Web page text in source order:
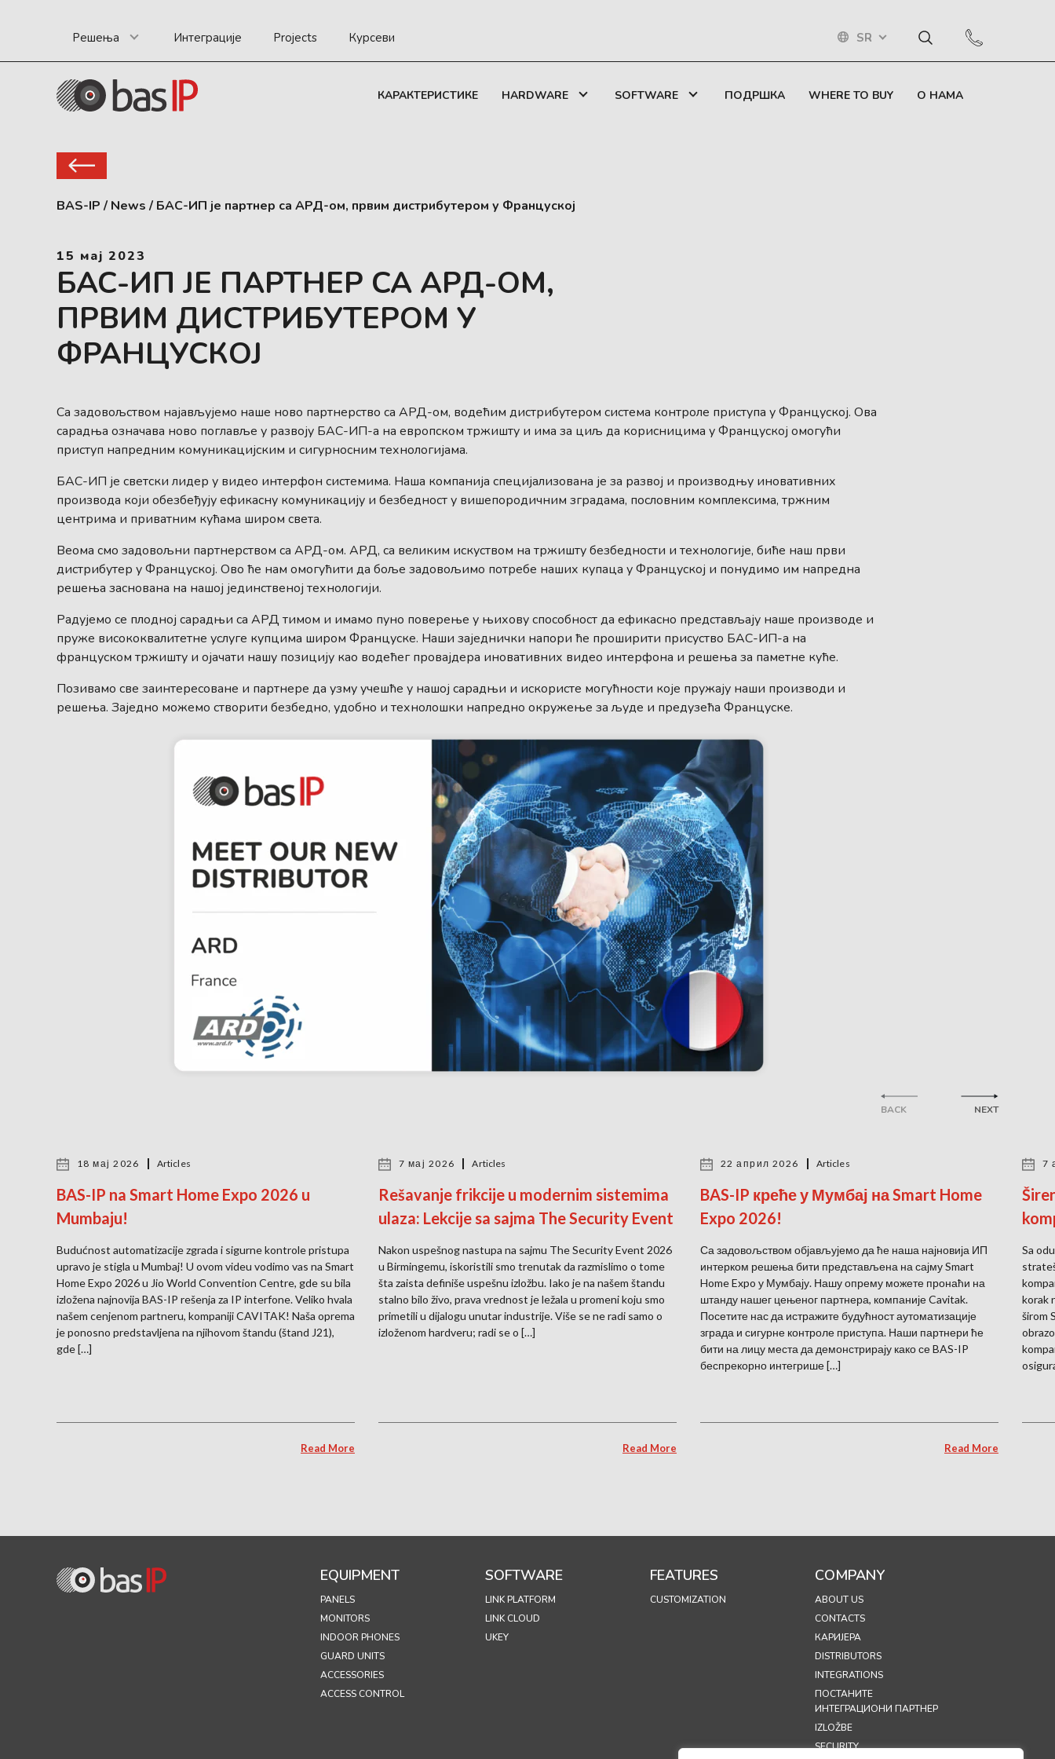
Решења Интеграције Projects Курсеви SR
КАРАКТЕРИСТИКЕ HARDWARE SOFTWARE ПОДРШКА WHERE TO BUY О НАМА
BAS-IP / News / БАС-ИП је партнер са АРД-ом, првим дистрибутером у Француској
15 мај 2023
БАС-ИП ЈЕ ПАРТНЕР СА АРД-ОМ,
ПРВИМ ДИСТРИБУТЕРОМ У
ФРАНЦУСКОЈ
Са задовољством најављујемо наше ново партнерство са АРД-ом, водећим дистрибутером система контроле приступа у Француској. Ова
сарадња означава ново поглавље у развоју БАС-ИП-а на европском тржишту и има за циљ да корисницима у Француској омогући
приступ напредним комуникацијским и сигурносним технологијама.
БАС-ИП је светски лидер у видео интерфон системима. Наша компанија специјализована је за развој и производњу иновативних
производа који обезбеђују ефикасну комуникацију и безбедност у вишепородичним зградама, пословним комплексима, тржним
центрима и приватним кућама широм света.
Веома смо задовољни партнерством са АРД-ом. АРД, са великим искуством на тржишту безбедности и технологије, биће наш први
дистрибутер у Француској. Ово ће нам омогућити да боље задовољимо потребе наших купаца у Француској и понудимо им напредна
решења заснована на нашој јединственој технологији.
Радујемо се плодној сарадњи са АРД тимом и имамо пуно поверење у њихову способност да ефикасно представљају наше производе и
пруже висококвалитетне услуге купцима широм Француске. Наши заједнички напори ће проширити присуство БАС-ИП-а на
француском тржишту и ојачати нашу позицију као водећег провајдера иновативних видео интерфона и решења за паметне куће.
Позивамо све заинтересоване и партнере да узму учешће у нашој сарадњи и искористе могућности које пружају наши производи и
решења. Заједно можемо створити безбедно, удобно и технолошки напредно окружење за људе и предузећа Француске.
BACK
18 мај 2026 Articles
BAS-IP na Smart Home Expo 2026 u
Mumbaju!
Budućnost automatizacije zgrada i sigurne kontrole pristupa
upravo je stigla u Mumbaj! U ovom videu vodimo vas na Smart
Home Expo 2026 u Jio World Convention Centre, gde su bila
izložena najnovija BAS-IP rešenja za IP interfone. Veliko hvala
našem cenjenom partneru, kompaniji CAVITAK! Naša oprema
je ponosno predstavljena na njihovom štandu (štand J21),
gde […]
Read More
7 мај 2026 Articles
Rešavanje frikcije u modernim sistemima
ulaza: Lekcije sa sajma The Security Event
Nakon uspešnog nastupa na sajmu The Security Event 2026
u Birmingemu, iskoristili smo trenutak da razmislimo o tome
šta zaista definiše uspešnu izložbu. Iako je na našem štandu
stalno bilo živo, prava vrednost je ležala u promeni koju smo
primetili u dijalogu unutar industrije. Više se ne radi samo o
izloženom hardveru; radi se o […]
Read More
22 април 2026 Articles
BAS-IP креће у Мумбај на Smart Home
Expo 2026!
Са задовољством објављујемо да ће наша најновија ИП
интерком решења бити представљена на сајму Smart
Home Expo у Мумбају. Нашу опрему можете пронаћи на
штанду нашег цењеног партнера, компаније Cavitak.
Посетите нас да истражите будућност аутоматизације
зграда и сигурне контроле приступа. Наши партнери ће
бити на лицу места да демонстрирају како се BAS-IP
беспрекорно интегрише […]
Read More
7
Sa
korak
širom
NEXT
EQUIPMENT
PANELS
MONITORS
INDOOR PHONES
GUARD UNITS
ACCESSORIES
ACCESS CONTROL
SOFTWARE
LINK PLATFORM
LINK CLOUD
UKEY
FEATURES
CUSTOMIZATION
COMPANY
ABOUT US
CONTACTS
КАРИЈЕРА
DISTRIBUTORS
INTEGRATIONS
ПОСТАНИТЕ
ИНТЕГРАЦИОНИ ПАРТНЕР
IZLOŽBE
SECURITY